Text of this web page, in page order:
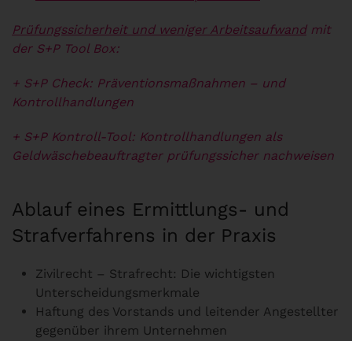
Prüfungssicherheit und weniger Arbeitsaufwandmit
der S+P Tool Box:
+ S+P Check: Präventionsmaßnahmen – und
Kontrollhandlungen
+ S+P Kontroll-Tool: Kontrollhandlungen als
Geldwäschebeauftragter prüfungssicher nachweisen
Ablauf eines Ermittlungs- und
Strafverfahrens in der Praxis
Zivilrecht – Strafrecht: Die wichtigsten
Unterscheidungsmerkmale
Haftung des Vorstands und leitender Angestellter
gegenüber ihrem Unternehmen